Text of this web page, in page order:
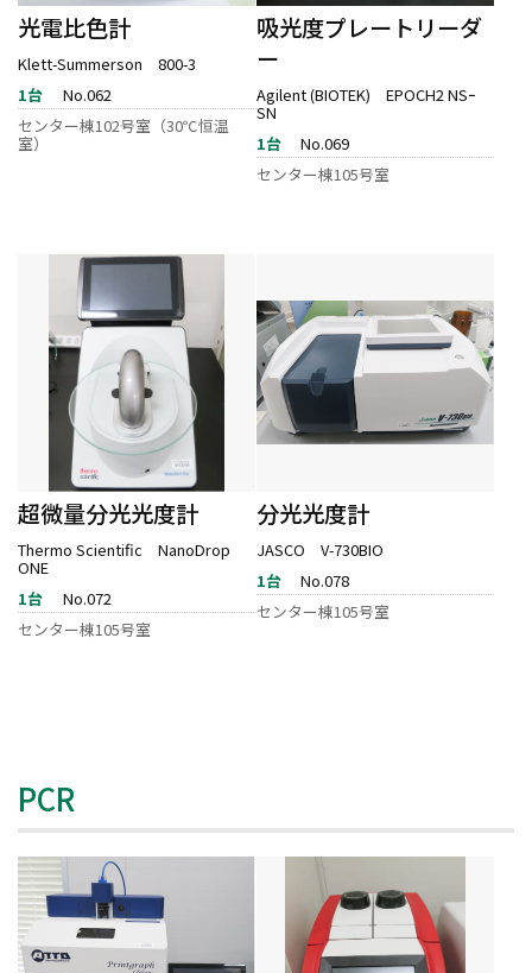
光電比色計
Klett-Summerson 800-3
1台
No.062
センター棟102号室（30℃恒温
室）
吸光度プレートリーダ
ー
Agilent (BIOTEK) EPOCH2 NSｰ
SN
1台
No.069
センター棟105号室
超微量分光光度計
Thermo Scientific NanoDrop
ONE
1台
No.072
センター棟105号室
分光光度計
JASCO V-730BIO
1台
No.078
センター棟105号室
PCR